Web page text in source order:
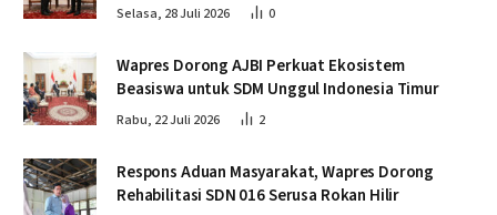
Kamboja
Selasa, 28 Juli 2026 0
Wapres Dorong AJBI Perkuat Ekosistem
Beasiswa untuk SDM Unggul Indonesia Timur
Rabu, 22 Juli 2026 2
Respons Aduan Masyarakat, Wapres Dorong
Rehabilitasi SDN 016 Serusa Rokan Hilir